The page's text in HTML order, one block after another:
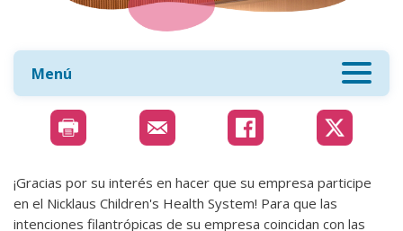
Menú
¡Gracias por su interés en hacer que su empresa participe
en el Nicklaus Children's Health System! Para que las
intenciones filantrópicas de su empresa coincidan con las